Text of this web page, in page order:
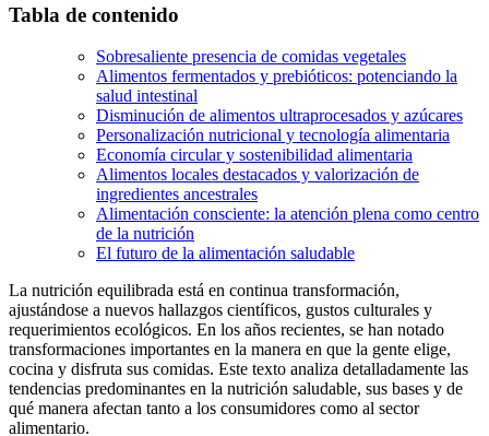
Tabla de contenido
Sobresaliente presencia de comidas vegetales
Alimentos fermentados y prebióticos: potenciando la
salud intestinal
Disminución de alimentos ultraprocesados y azúcares
Personalización nutricional y tecnología alimentaria
Economía circular y sostenibilidad alimentaria
Alimentos locales destacados y valorización de
ingredientes ancestrales
Alimentación consciente: la atención plena como centro
de la nutrición
El futuro de la alimentación saludable
La nutrición equilibrada está en continua transformación,
ajustándose a nuevos hallazgos científicos, gustos culturales y
requerimientos ecológicos. En los años recientes, se han notado
transformaciones importantes en la manera en que la gente elige,
cocina y disfruta sus comidas. Este texto analiza detalladamente las
tendencias predominantes en la nutrición saludable, sus bases y de
qué manera afectan tanto a los consumidores como al sector
alimentario.